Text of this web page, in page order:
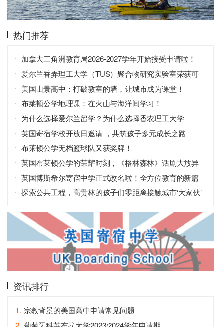
热门推荐
加拿大三角洲教育局2026-2027学年开始接受申请啦！
爱尔兰香弄理工大学（TUS）聚合物研究实验室荣获可
持续发展认证，彰显环保科研领导力
美国山景高中：打破教室的墙，让城市成为课堂！
布莱顿公学地理课：在火山与海洋间学习！
为什么选择爱尔兰留学？为什么选择香农理工大学
（TUS）？
英国寄宿学校开放日邀请 ，共筑孩子多元成长之路
布莱顿公学无档篮球队又获奖牌！
英国布莱顿公学的荣耀时刻，《格林森林》话剧大放异
彩！
英国博斯希尔寄宿中学正式改名啦！全方位教育的新篇
章
探索公共工程，高贵林的孩子们零距离接触城市‘大家伙’
资讯排行
1. 宗教背景的美国高中申请常见问题